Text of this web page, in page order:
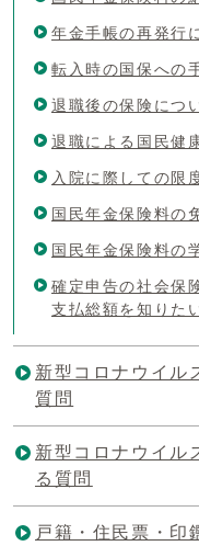
年金手帳の再発行
転入時の国保への
退職後の保険につ
退職による国民健
入院に際しての限
国民年金保険料の
国民年金保険料の
確定申告の社会保
支払総額を知りた
新型コロナウイル
質問
新型コロナウイル
る質問
戸籍・住民票・印